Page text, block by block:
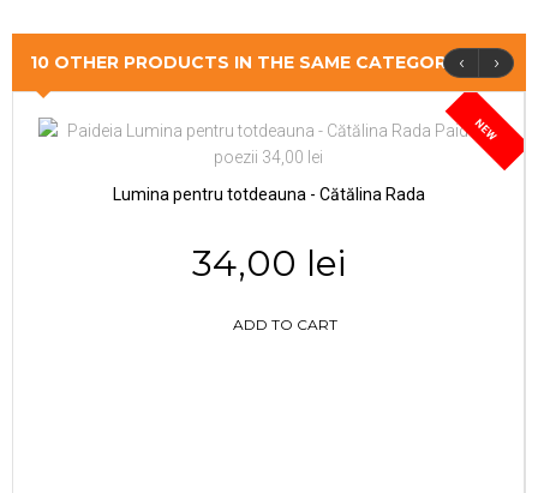
10 OTHER PRODUCTS IN THE SAME CATEGORY ‹ ›
NEW
Lumina pentru totdeauna - Cătălina Rada
34,00 lei
ADD TO CART